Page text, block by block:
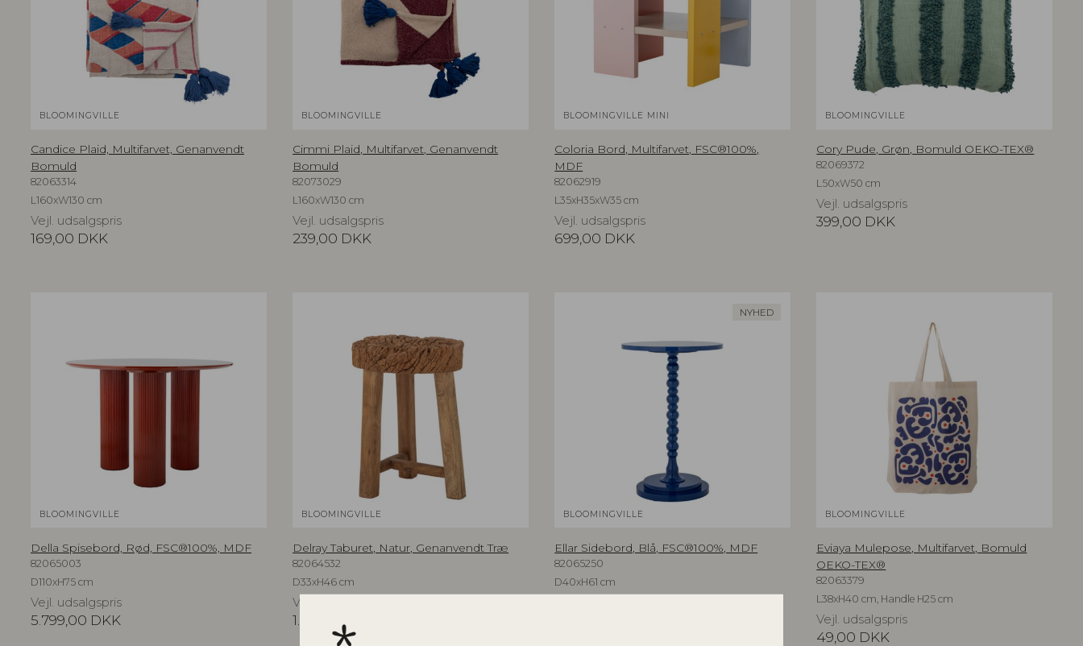
BLOOMINGVILLE
Candice Plaid, Multifarvet, Genanvendt
Bomuld
82063314
L160xW130 cm
Vejl. udsalgspris
169,00 DKK
BLOOMINGVILLE
Cimmi Plaid, Multifarvet, Genanvendt
Bomuld
82073029
L160xW130 cm
Vejl. udsalgspris
239,00 DKK
BLOOMINGVILLE MINI
Coloria Bord, Multifarvet, FSC®100%,
MDF
82062919
L35xH35xW35 cm
Vejl. udsalgspris
699,00 DKK
BLOOMINGVILLE
Cory Pude, Grøn, Bomuld OEKO-TEX®
82069372
L50xW50 cm
Vejl. udsalgspris
399,00 DKK
BLOOMINGVILLE
Della Spisebord, Rød, FSC®100%, MDF
82065003
D110xH75 cm
Vejl. udsalgspris
5.799,00 DKK
BLOOMINGVILLE
Delray Taburet, Natur, Genanvendt Træ
82064532
D33xH46 cm
Vejl. udsalgspris
1.199,00
NYHED
BLOOMINGVILLE
Ellar Sidebord, Blå, FSC®100%, MDF
82065250
D40xH61 cm
BLOOMINGVILLE
Eviaya Mulepose, Multifarvet, Bomuld
OEKO-TEX®
82063379
L38xH40 cm, Handle H25 cm
Vejl. udsalgspris
49,00 DKK